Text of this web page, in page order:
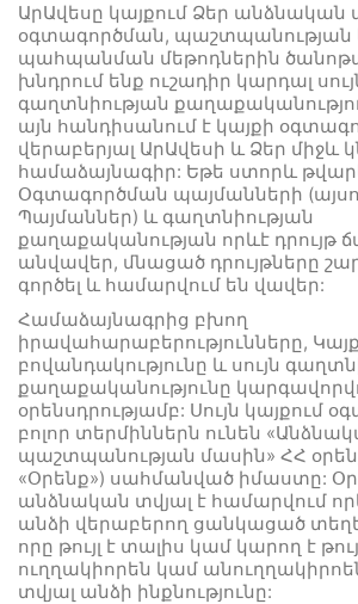
ԱրԱվեսը կայքում Ձեր անձնական
օգտագործման, պաշտպանության
պահպանման մեթոդներին
խնդրում ենք ուշադիր կարդալ
գաղտնիության
այն հանդիսանում է կայքի
վերաբերյալ ԱրԱվեսի և Ձեր միջև
համաձայնագիր: Եթե ստորև
Օգտագործման պայմանների
Պայմաններ) և գաղտնիության
քաղաքականության որևէ դրույթ
անվավեր, մնացած դրույթները
գործել և համարվում են վավեր:
Համաձայնագրից բխող
իրավահարաբերությունները,
բովանդակությունը և սույն
քաղաքականությունը
օրենսդրությամբ: Սույն կայքում
բոլոր տերմիններն ունեն
պաշտպանության մասին» ՀՀ
«Օրենք») սահմանված իմաստը:
անձնական տվյալ է համարվում
անձի վերաբերող ցանկացած
որը թույլ է տալիս կամ կարող է
ուղղակիորեն կամ
տվյալ անձի ինքնությունը: